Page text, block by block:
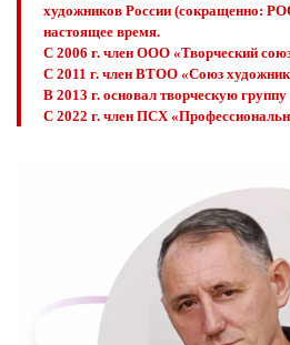
художников России (сокращенно:
настоящее время.
С 2006 г. член ООО «Творческий
С 2011 г. член ВТОО «Союз
В 2013 г. основал творческую
С 2022 г. член ПСХ